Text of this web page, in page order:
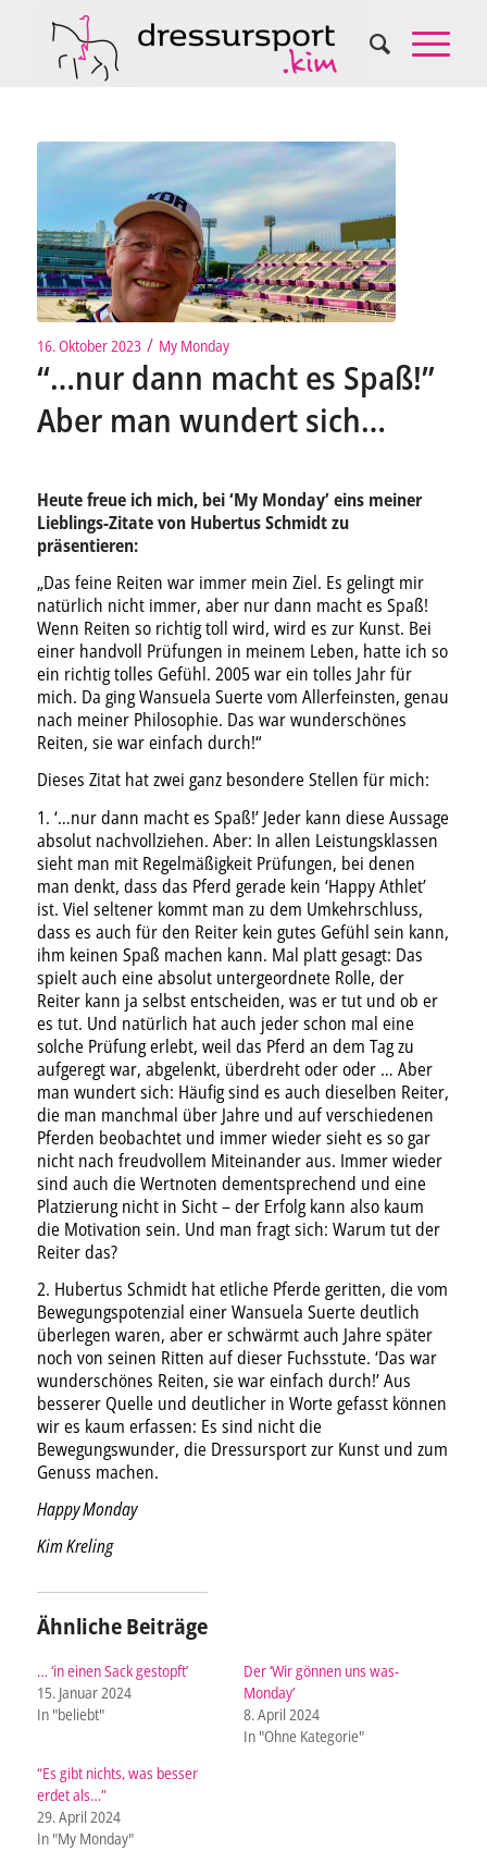
16. Oktober 2023 / My Monday
“…nur dann macht es Spaß!”
Aber man wundert sich…
Heute freue ich mich, bei ‘My Monday’ eins meiner
Lieblings-Zitate von Hubertus Schmidt zu
präsentieren:
„Das feine Reiten war immer mein Ziel. Es gelingt mir
natürlich nicht immer, aber nur dann macht es Spaß!
Wenn Reiten so richtig toll wird, wird es zur Kunst. Bei
einer handvoll Prüfungen in meinem Leben, hatte ich so
ein richtig tolles Gefühl. 2005 war ein tolles Jahr für
mich. Da ging Wansuela Suerte vom Allerfeinsten, genau
nach meiner Philosophie. Das war wunderschönes
Reiten, sie war einfach durch!“
Dieses Zitat hat zwei ganz besondere Stellen für mich:
1. ‘…nur dann macht es Spaß!’ Jeder kann diese Aussage
absolut nachvollziehen. Aber: In allen Leistungsklassen
sieht man mit Regelmäßigkeit Prüfungen, bei denen
man denkt, dass das Pferd gerade kein ‘Happy Athlet’
ist. Viel seltener kommt man zu dem Umkehrschluss,
dass es auch für den Reiter kein gutes Gefühl sein kann,
ihm keinen Spaß machen kann. Mal platt gesagt: Das
spielt auch eine absolut untergeordnete Rolle, der
Reiter kann ja selbst entscheiden, was er tut und ob er
es tut. Und natürlich hat auch jeder schon mal eine
solche Prüfung erlebt, weil das Pferd an dem Tag zu
aufgeregt war, abgelenkt, überdreht oder oder … Aber
man wundert sich: Häufig sind es auch dieselben Reiter,
die man manchmal über Jahre und auf verschiedenen
Pferden beobachtet und immer wieder sieht es so gar
nicht nach freudvollem Miteinander aus. Immer wieder
sind auch die Wertnoten dementsprechend und eine
Platzierung nicht in Sicht – der Erfolg kann also kaum
die Motivation sein. Und man fragt sich: Warum tut der
Reiter das?
2. Hubertus Schmidt hat etliche Pferde geritten, die vom
Bewegungspotenzial einer Wansuela Suerte deutlich
überlegen waren, aber er schwärmt auch Jahre später
noch von seinen Ritten auf dieser Fuchsstute. ‘Das war
wunderschönes Reiten, sie war einfach durch!’ Aus
besserer Quelle und deutlicher in Worte gefasst können
wir es kaum erfassen: Es sind nicht die
Bewegungswunder, die Dressursport zur Kunst und zum
Genuss machen.
Happy Monday
Kim Kreling
Ähnliche Beiträge
… ‘in einen Sack gestopft’
15. Januar 2024
In "beliebt"
Der ‘Wir gönnen uns was-
Monday’
8. April 2024
In "Ohne Kategorie"
“Es gibt nichts, was besser
erdet als…”
29. April 2024
In "My Monday"